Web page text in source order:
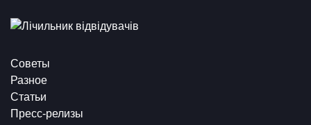
Советы
Разное
Статьи
Пресс-релизы